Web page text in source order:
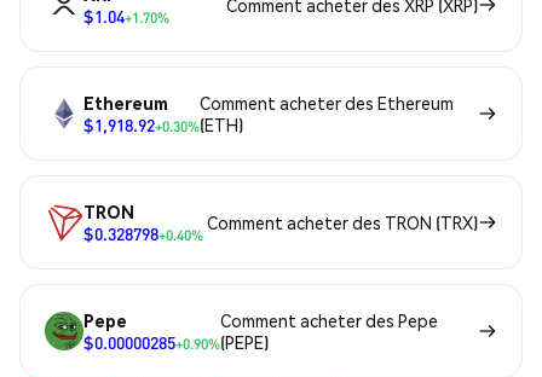
$1.04+1.70%
Comment acheter des XRP (XRP)
Ethereum
$1,918.92+0.30%
Comment acheter des Ethereum
(ETH)
TRON
$0.328798+0.40%
Comment acheter des TRON (TRX)
Pepe
$0.00000285+0.90%
Comment acheter des Pepe
(PEPE)